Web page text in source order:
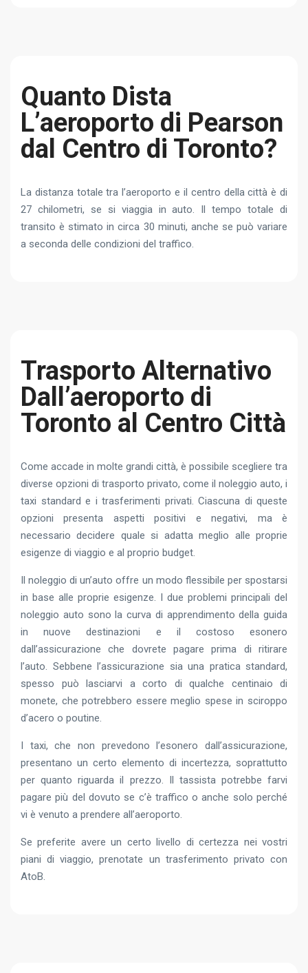
Quanto Dista
L’aeroporto di Pearson
dal Centro di Toronto?
La distanza totale tra l’aeroporto e il centro della città è di
27 chilometri, se si viaggia in auto. Il tempo totale di
transito è stimato in circa 30 minuti, anche se può variare
a seconda delle condizioni del traffico.
Trasporto Alternativo
Dall’aeroporto di
Toronto al Centro Città
Come accade in molte grandi città, è possibile scegliere tra
diverse opzioni di trasporto privato, come il noleggio auto, i
taxi standard e i trasferimenti privati. Ciascuna di queste
opzioni presenta aspetti positivi e negativi, ma è
necessario decidere quale si adatta meglio alle proprie
esigenze di viaggio e al proprio budget.
Il noleggio di un’auto offre un modo flessibile per spostarsi
in base alle proprie esigenze. I due problemi principali del
noleggio auto sono la curva di apprendimento della guida
in nuove destinazioni e il costoso esonero
dall’assicurazione che dovrete pagare prima di ritirare
l’auto. Sebbene l’assicurazione sia una pratica standard,
spesso può lasciarvi a corto di qualche centinaio di
monete, che potrebbero essere meglio spese in sciroppo
d’acero o poutine.
I taxi, che non prevedono l’esonero dall’assicurazione,
presentano un certo elemento di incertezza, soprattutto
per quanto riguarda il prezzo. Il tassista potrebbe farvi
pagare più del dovuto se c’è traffico o anche solo perché
vi è venuto a prendere all’aeroporto.
Se preferite avere un certo livello di certezza nei vostri
piani di viaggio, prenotate un trasferimento privato con
AtoB.